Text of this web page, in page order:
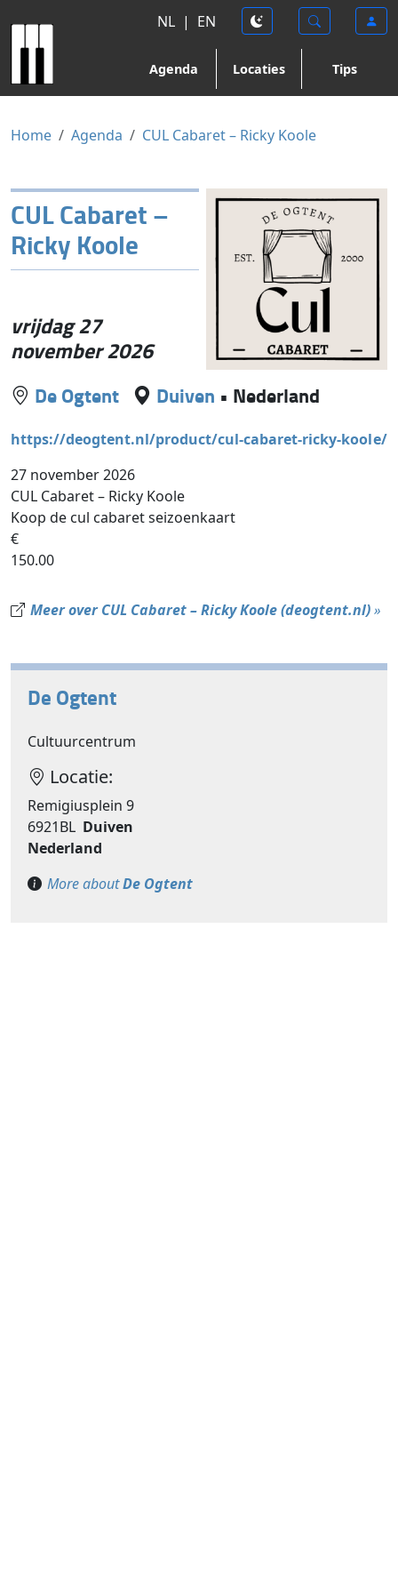
NL | EN
Agenda Locaties Tips
Home Agenda CUL Cabaret – Ricky Koole
CUL Cabaret –
Ricky Koole
vrijdag 27
november 2026
De Ogtent Duiven • Nederland
https://deogtent.nl/product/cul-cabaret-ricky-koole/
27 november 2026
CUL Cabaret – Ricky Koole
Koop de cul cabaret seizoenkaart
€
150.00
Meer over CUL Cabaret – Ricky Koole (deogtent.nl)»
De Ogtent
Cultuurcentrum
Locatie:
Remigiusplein 9
6921BL Duiven
Nederland
More aboutDe Ogtent